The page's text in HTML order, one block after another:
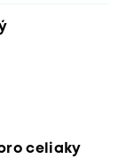
celiaky